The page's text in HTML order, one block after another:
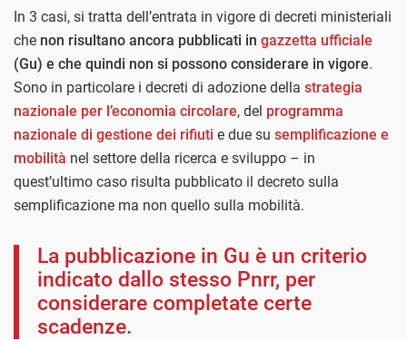
In 3 casi, si tratta dell’entrata in vigore di decreti ministeriali
che non risultano ancora pubblicati in gazzetta ufficiale
(Gu) e che quindi non si possono considerare in vigore.
Sono in particolare i decreti di adozione della strategia
nazionale per l’economia circolare, del programma
nazionale di gestione dei rifiuti e due su semplificazione e
mobilità nel settore della ricerca e sviluppo – in
quest’ultimo caso risulta pubblicato il decreto sulla
semplificazione ma non quello sulla mobilità.
La pubblicazione in Gu è un criterio
indicato dallo stesso Pnrr, per
considerare completate certe
scadenze.